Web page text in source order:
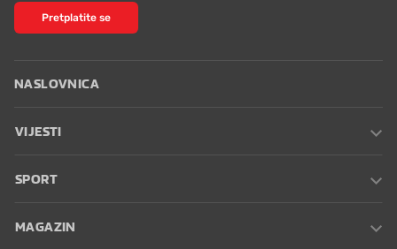
Pretplatite se
NASLOVNICA
VIJESTI
SPORT
MAGAZIN